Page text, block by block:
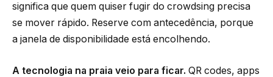
significa que quem quiser fugir do crowdsing precisa
se mover rápido. Reserve com antecedência, porque
a janela de disponibilidade está encolhendo.
A tecnologia na praia veio para ficar. QR codes, apps